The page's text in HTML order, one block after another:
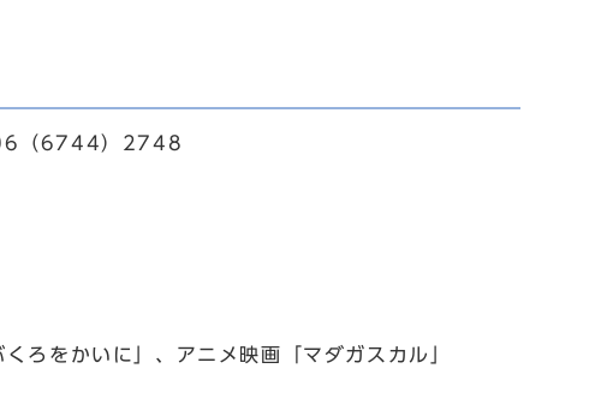
（6744）2748
ろをかいに」、アニメ映画「マダガスカル」